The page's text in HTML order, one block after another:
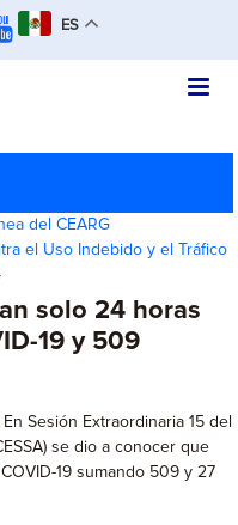
ES
del CEARG
el Uso Indebido y el Tráfico
solo 24 horas
19 y 509
En Sesión Extraordinaria 15 del
se dio a conocer que
19 sumando 509 y 27